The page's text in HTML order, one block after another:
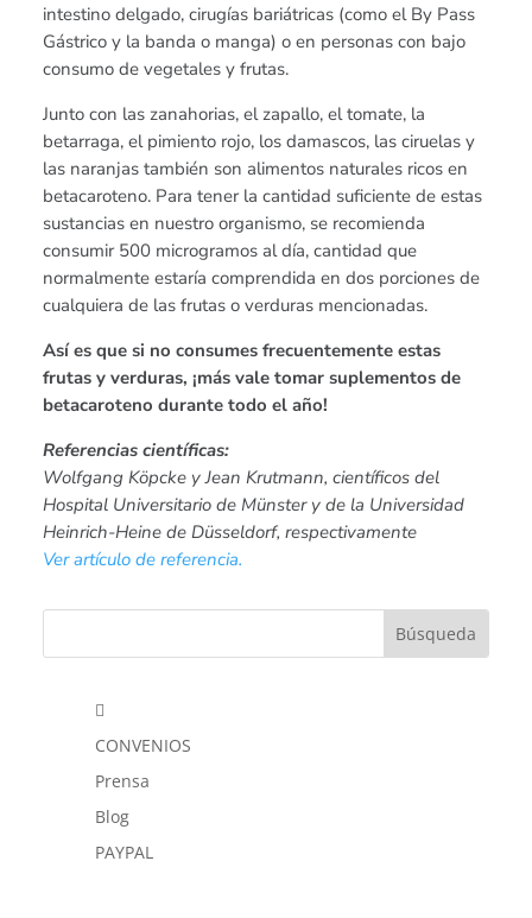
intestino delgado, cirugías bariátricas (como el By Pass
Gástrico y la banda o manga) o en personas con bajo
consumo de vegetales y frutas.
Junto con las zanahorias, el zapallo, el tomate, la
betarraga, el pimiento rojo, los damascos, las ciruelas y
las naranjas también son alimentos naturales ricos en
betacaroteno. Para tener la cantidad suficiente de estas
sustancias en nuestro organismo, se recomienda
consumir 500 microgramos al día, cantidad que
normalmente estaría comprendida en dos porciones de
cualquiera de las frutas o verduras mencionadas.
Así es que si no consumes frecuentemente estas
frutas y verduras, ¡más vale tomar suplementos de
betacaroteno durante todo el año!
Referencias científicas:
Wolfgang Köpcke y Jean Krutmann, científicos del
Hospital Universitario de Münster y de la Universidad
Heinrich-Heine de Düsseldorf, respectivamente
Ver artículo de referencia.

CONVENIOS
Prensa
Blog
PAYPAL